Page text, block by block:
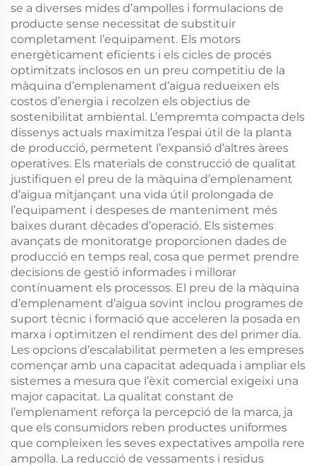
se a diverses mides d’ampolles i formulacions de
producte sense necessitat de substituir
completament l’equipament. Els motors
energèticament eficients i els cicles de procés
optimitzats inclosos en un preu competitiu de la
màquina d’emplenament d’aigua redueixen els
costos d’energia i recolzen els objectius de
sostenibilitat ambiental. L’empremta compacta dels
dissenys actuals maximitza l’espai útil de la planta
de producció, permetent l’expansió d’altres àrees
operatives. Els materials de construcció de qualitat
justifiquen el preu de la màquina d’emplenament
d’aigua mitjançant una vida útil prolongada de
l’equipament i despeses de manteniment més
baixes durant dècades d’operació. Els sistemes
avançats de monitoratge proporcionen dades de
producció en temps real, cosa que permet prendre
decisions de gestió informades i millorar
contínuament els processos. El preu de la màquina
d’emplenament d’aigua sovint inclou programes de
suport tècnic i formació que acceleren la posada en
marxa i optimitzen el rendiment des del primer dia.
Les opcions d’escalabilitat permeten a les empreses
començar amb una capacitat adequada i ampliar els
sistemes a mesura que l’èxit comercial exigeixi una
major capacitat. La qualitat constant de
l’emplenament reforça la percepció de la marca, ja
que els consumidors reben productes uniformes
que compleixen les seves expectatives ampolla rere
ampolla. La reducció de vessaments i residus